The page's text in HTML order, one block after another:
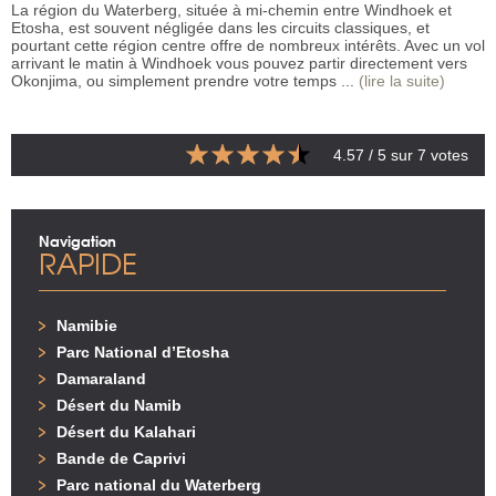
La région du Waterberg, située à mi-chemin entre Windhoek et
Etosha, est souvent négligée dans les circuits classiques, et
pourtant cette région centre offre de nombreux intérêts. Avec un vol
arrivant le matin à Windhoek vous pouvez partir directement vers
Okonjima, ou simplement prendre votre temps ... (lire la suite)
4.57 / 5 sur 7 votes
Navigation
RAPIDE
Namibie
Parc National d’Etosha
Damaraland
Désert du Namib
Désert du Kalahari
Bande de Caprivi
Parc national du Waterberg